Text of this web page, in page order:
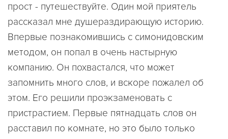
прост - путешествуйте. Один мой приятель
рассказал мне душераздирающую историю.
Впервые познакомившись с симонидовским
методом, он попал в очень настырную
компанию. Он похвастался, что может
запомнить много слов, и вскоре пожалел об
этом. Его решили проэкзаменовать с
пристрастием. Первые пятнадцать слов он
расставил по комнате, но это было только